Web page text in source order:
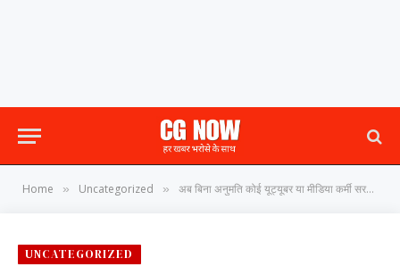
Home » Uncategorized » अब बिना अनुमति कोई यूट्यूबर या मीडिया कर्मी सरकारी अस्पताल में प्रवेश नहीं कर सकेगा, स्वास्थ्य मंत्री का सख्त आदेश
UNCATEGORIZED